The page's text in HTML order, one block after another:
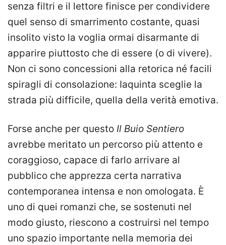
senza filtri e il lettore finisce per condividere
quel senso di smarrimento costante, quasi
insolito visto la voglia ormai disarmante di
apparire piuttosto che di essere (o di vivere).
Non ci sono concessioni alla retorica né facili
spiragli di consolazione: Iaquinta sceglie la
strada più difficile, quella della verità emotiva.
Forse anche per questo Il Buio Sentiero
avrebbe meritato un percorso più attento e
coraggioso, capace di farlo arrivare al
pubblico che apprezza certa narrativa
contemporanea intensa e non omologata. È
uno di quei romanzi che, se sostenuti nel
modo giusto, riescono a costruirsi nel tempo
uno spazio importante nella memoria dei